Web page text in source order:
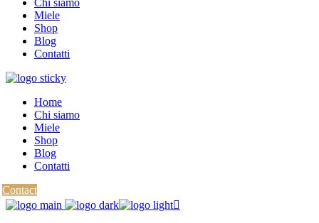
Chi siamo
Miele
Shop
Blog
Contatti
Home
Chi siamo
Miele
Shop
Blog
Contatti
Contact